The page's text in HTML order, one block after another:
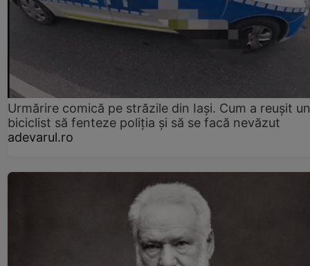
Urmărire comică pe străzile din Iași. Cum a reușit un
biciclist să fenteze poliția și să se facă nevăzut
adevarul.ro